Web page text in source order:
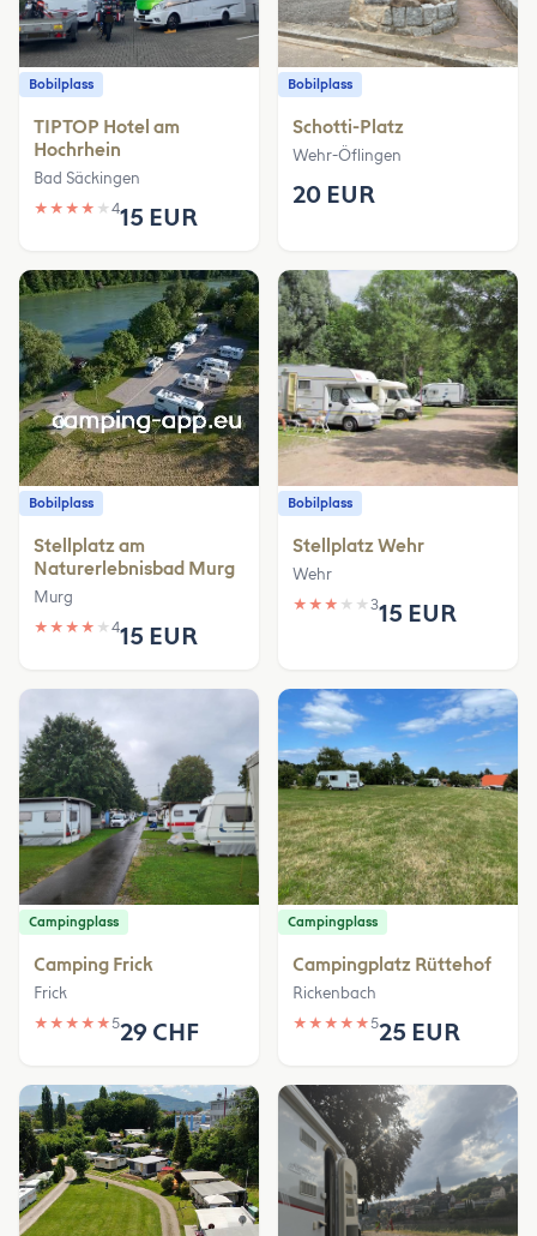
Bobilplass
TIPTOP Hotel am
Hochrhein
Bad Säckingen
★ ★ ★ ★ ★ 415 EUR
Bobilplass
Schotti-Platz
Wehr-Öflingen
20 EUR
Bobilplass
Stellplatz am
Naturerlebnisbad Murg
Murg
★ ★ ★ ★ ★ 415 EUR
Bobilplass
Stellplatz Wehr
Wehr
★ ★ ★ ★ ★ 315 EUR
Campingplass
Camping Frick
Frick
★ ★ ★ ★ ★529 CHF
Campingplass
Campingplatz Rüttehof
Rickenbach
★ ★ ★ ★ ★525 EUR